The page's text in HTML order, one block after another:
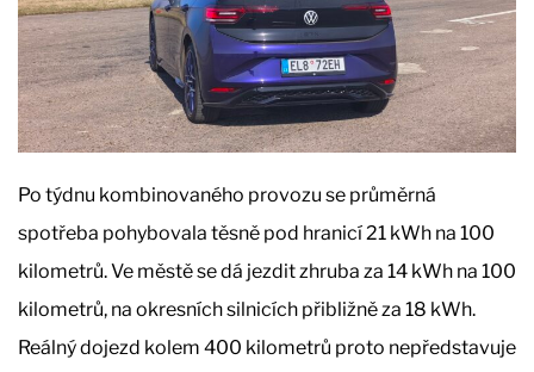
Po týdnu kombinovaného provozu se průměrná
spotřeba pohybovala těsně pod hranicí 21 kWh na 100
kilometrů. Ve městě se dá jezdit zhruba za 14 kWh na 100
kilometrů, na okresních silnicích přibližně za 18 kWh.
Reálný dojezd kolem 400 kilometrů proto nepředstavuje